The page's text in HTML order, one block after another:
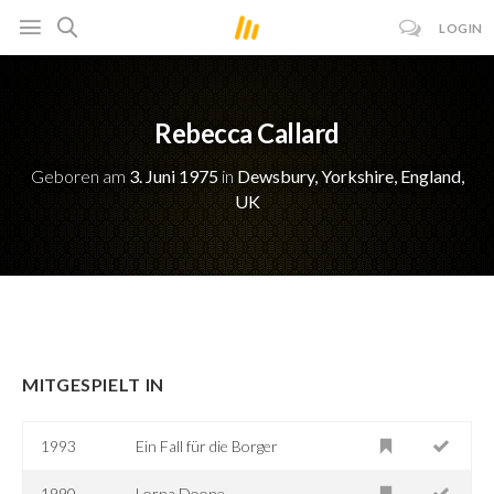
LOGIN
Rebecca Callard
Geboren am 3. Juni 1975in Dewsbury, Yorkshire, England,
UK
MITGESPIELT IN
1993 Ein Fall für die Borger